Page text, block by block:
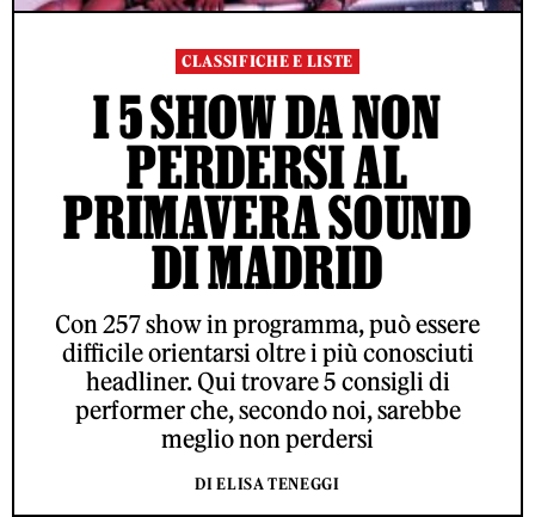
CLASSIFICHE E LISTE
I 5 SHOW DA NON
PERDERSI AL
PRIMAVERA SOUND
DI MADRID
Con 257 show in programma, può essere
difficile orientarsi oltre i più conosciuti
headliner. Qui trovare 5 consigli di
performer che, secondo noi, sarebbe
meglio non perdersi
DI ELISA TENEGGI